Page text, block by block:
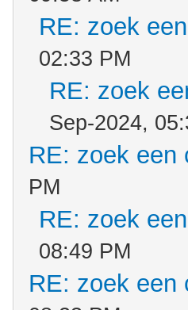
RE: zoek
02:33 PM
RE: zoek
Sep-2024,
RE: zoek een
PM
RE: zoek
08:49 PM
RE: zoek een